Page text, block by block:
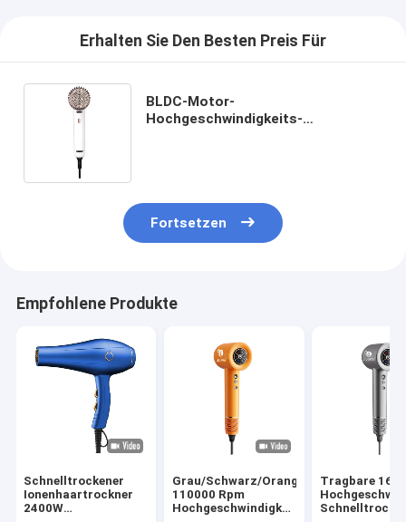
Erhalten Sie Den Besten Preis Für
BLDC-Motor-
Hochgeschwindigkeits-
Fortsetzen
Empfohlene Produkte
Schnelltrockener
Ionenhaartrockner
2400W
Grau/Schwarz/Orange
110000 Rpm
Hochgeschwindigkeits
Tragbare